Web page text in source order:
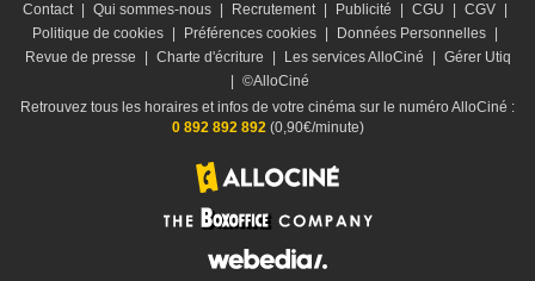
Contact Qui sommes-nous Recrutement Publicité CGU CGV
Politique de cookies
Préférences cookies Données Personnelles
Revue de presse
Charte d'écriture Les services AlloCiné
Gérer Utiq
©AlloCiné
Retrouvez tous les horaires et infos de votre cinéma sur le numéro AlloCiné :
0 892 892 892(0,90€/minute)